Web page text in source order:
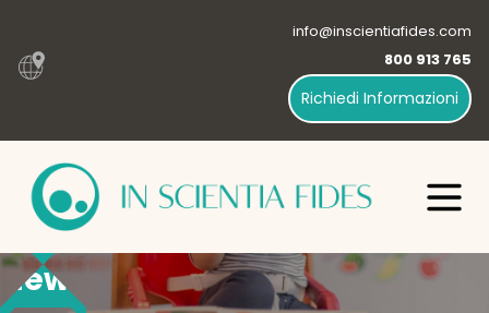
info@inscientiafides.com
800 913 765
Richiedi Informazioni
News